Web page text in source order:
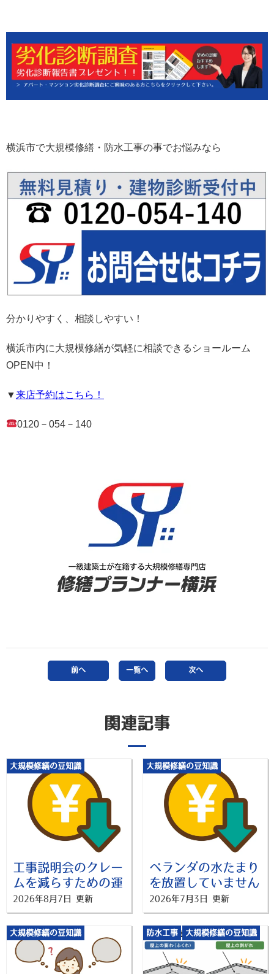
横浜市で大規模修繕・防水工事の事でお悩みなら
分かりやすく、相談しやすい！
横浜市内に大規模修繕が気軽に相談できるショールーム
OPEN 中！
▼来店予約はこちら！
0120 －054 － 140
前へ 一覧へ 次へ
関連記事
工事説明会のクレー
ムを減らすための運
営ノウハウとは？
2026年8月7日 更新
大規模修繕の豆知識
ベランダの水たまり
を放置していません
か？プロが教えるリ
スク
2026年7月3日 更新
大規模修繕の豆知識
大規模修繕の豆知識 防水工事 大規模修繕の豆知識